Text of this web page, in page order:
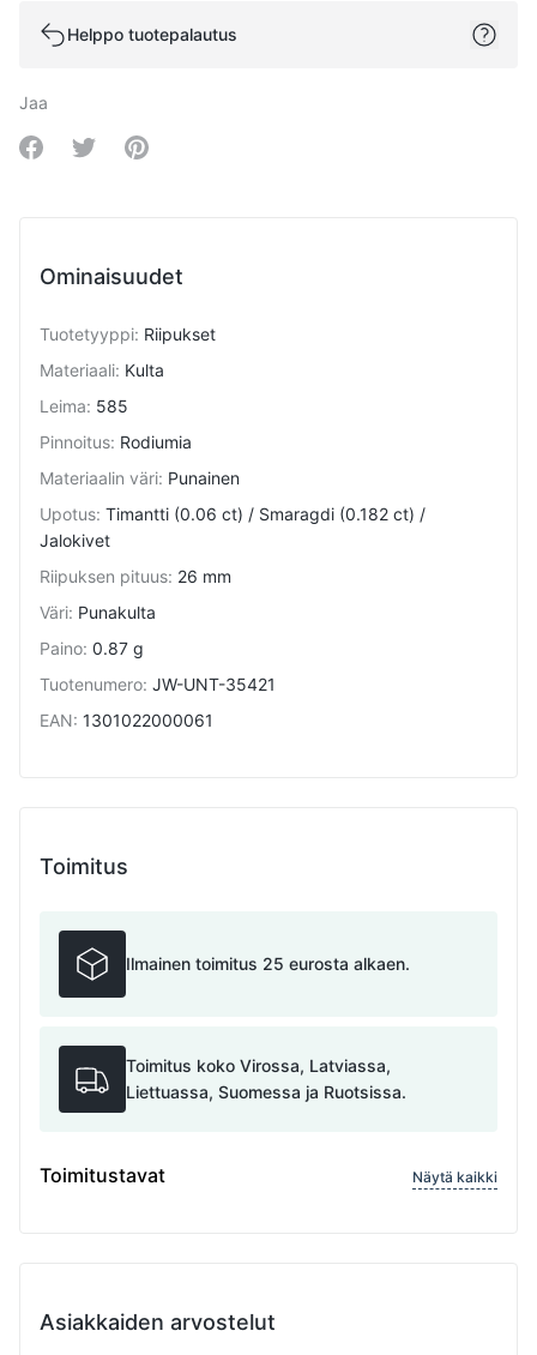
Helppo tuotepalautus
Jaa
Share on Facebook
Share on Twitter
Share on Pinterest
Ominaisuudet
Tuotetyyppi: Riipukset
Materiaali: Kulta
Leima: 585
Pinnoitus: Rodiumia
Materiaalin väri: Punainen
Upotus: Timantti (0.06 ct) / Smaragdi (0.182 ct) /
Jalokivet
Riipuksen pituus: 26 mm
Väri: Punakulta
Paino: 0.87 g
Tuotenumero: JW-UNT-35421
EAN: 1301022000061
Toimitus
Ilmainen toimitus 25 eurosta alkaen.
Toimitus koko Virossa, Latviassa,
Liettuassa, Suomessa ja Ruotsissa.
Toimitustavat Näytä kaikki
Asiakkaiden arvostelut